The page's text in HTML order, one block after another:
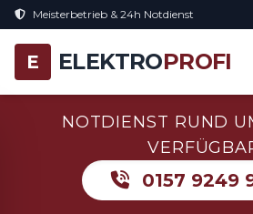
Meisterbetrieb & 24h Notdienst
E ELEKTROPROFI
NOTDIENST RUND
0157 9249